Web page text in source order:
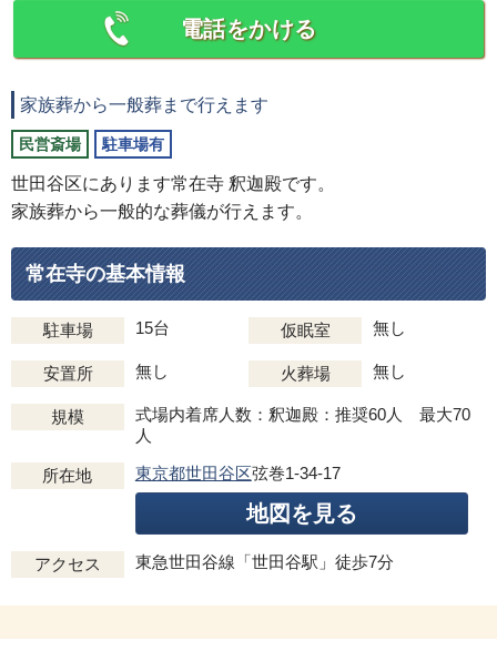
電話をかける
家族葬から一般葬まで行えます
民営斎場 駐車場有
世田谷区にあります常在寺 釈迦殿です。
家族葬から一般的な葬儀が行えます。
常在寺の基本情報
駐車場 15台 仮眠室 無し
安置所 無し 火葬場 無し
規模
式場内着席人数：釈迦殿：推奨60人 最大70
人
所在地 東京都世田谷区弦巻1-34-17
地図を見る
アクセス 東急世田谷線「世田谷駅」徒歩7分